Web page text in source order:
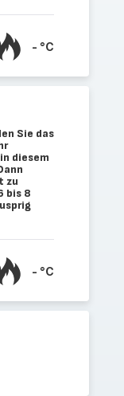
- °C
Sie das
diesem
zu
bis 8
- °C